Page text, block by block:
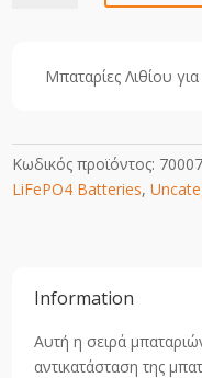
quantityΜπαταρίες Λιθίου
Κωδικός προϊόντος:
LiFePO4 Batteries,
Information
Αυτή η σειρά
αντικατάσταση της